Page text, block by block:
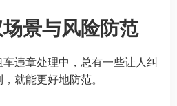
景与风险防范
违章处理中，总有一些让人纠
就能更好地防范。